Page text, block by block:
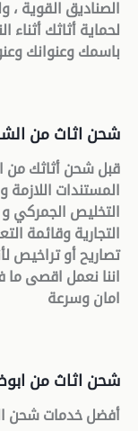
الصناديق القوية
لحماية أثاثك
باسمك وعنوانك
شحن اثاث من
قبل شحن أثاثك من
المستندات اللازمة
التخليص الجمركي
التجارية وقائمة
تصاريح أو تراخيص
اننا نعمل اقصى
امان وسرعة
شحن اثاث من
أفضل خدمات شحن